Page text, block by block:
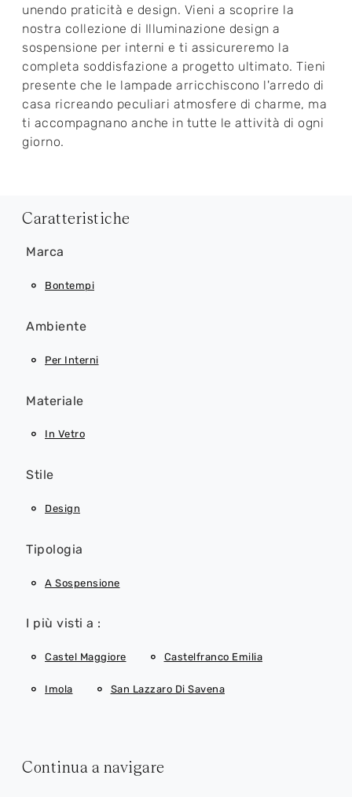
unendo praticità e design. Vieni a scoprire la
nostra collezione di Illuminazione design a
sospensione per interni e ti assicureremo la
completa soddisfazione a progetto ultimato. Tieni
presente che le lampade arricchiscono l'arredo di
casa ricreando peculiari atmosfere di charme, ma
ti accompagnano anche in tutte le attività di ogni
giorno.
Caratteristiche
Marca
Bontempi
Ambiente
Per Interni
Materiale
In Vetro
Stile
Design
Tipologia
A Sospensione
I più visti a :
Castel Maggiore Castelfranco Emilia
Imola San Lazzaro Di Savena
Continua a navigare